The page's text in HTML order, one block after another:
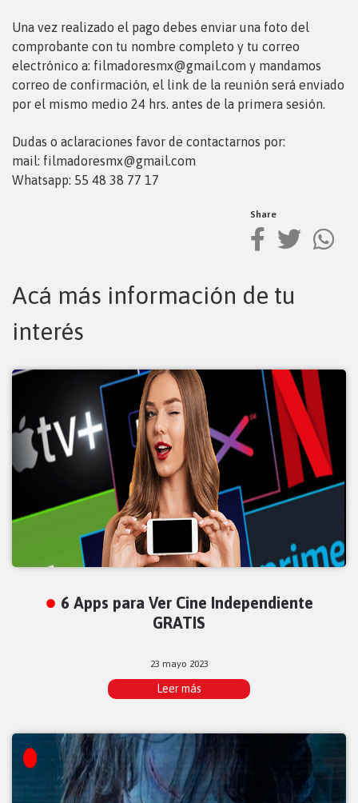
Una vez realizado el pago debes enviar una foto del
comprobante con tu nombre completo y tu correo
electrónico a: filmadoresmx@gmail.com y mandamos
correo de confirmación, el link de la reunión será enviado
por el mismo medio 24 hrs. antes de la primera sesión.
Dudas o aclaraciones favor de contactarnos por:
mail: filmadoresmx@gmail.com
Whatsapp: 55 48 38 77 17
Share
Acá más información de tu
interés
6 Apps para Ver Cine Independiente
GRATIS
23 mayo 2023
Leer más